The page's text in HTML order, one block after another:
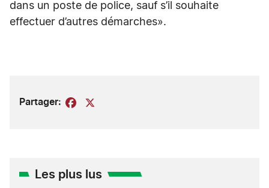
dans un poste de police, sauf s’il souhaite
effectuer d’autres démarches».
Partager: Facebook
Les plus lus